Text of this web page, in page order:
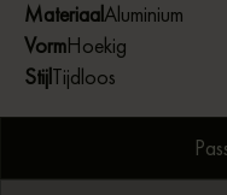
MateriaalAluminium
VormHoekig
StijlTijdloos